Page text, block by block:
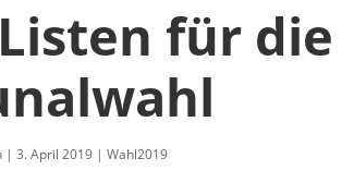
für die
|3. April 2019 |Wahl2019